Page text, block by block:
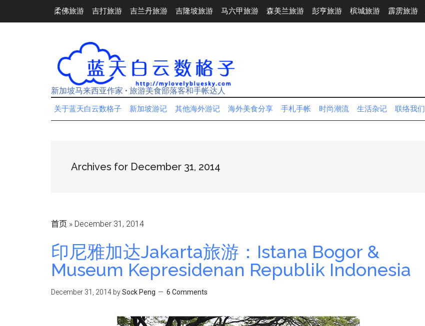
柔佛旅游 吉打旅游 吉兰丹旅游 吉隆坡旅游 马六甲旅游 森美兰旅游 彭亨旅游 槟城旅游 霹雳旅游
新加坡马来西亚作家 • 旅游美食部落客和手帐达人
关于蓝天白云数格子 新加坡游记 其他海外游记 海外美食分享 手札手帐 时尚潮流 生活杂记 联络我们
Archives for December 31, 2014
首页 » December 31, 2014
印尼雅加达Jakarta旅游：Istana Bogor &
Museum Kepresidenan Republik Indonesia
December 31, 2014 bySock Peng 6 Comments